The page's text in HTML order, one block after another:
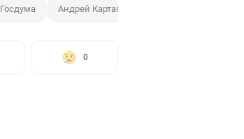
Госдума Андрей Картаполов
0